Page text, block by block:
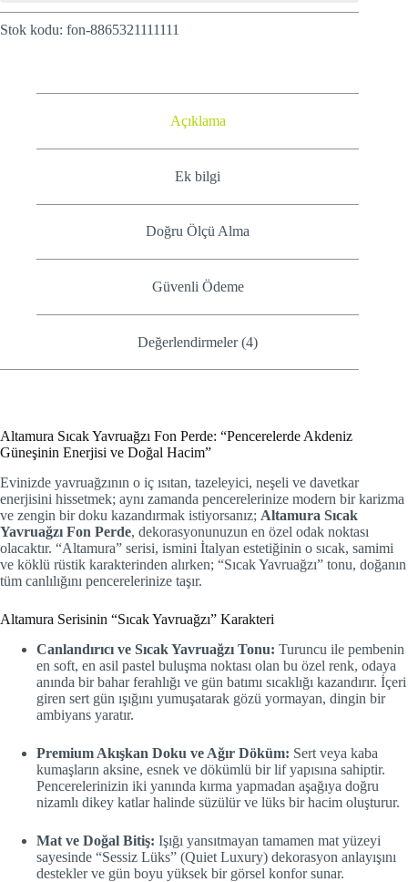
Stok kodu: fon-8865321111111
Açıklama
Ek bilgi
Doğru Ölçü Alma
Güvenli Ödeme
Değerlendirmeler (4)
Altamura Sıcak Yavruağzı Fon Perde: “Pencerelerde Akdeniz
Güneşinin Enerjisi ve Doğal Hacim”
Evinizde yavruağzının o iç ısıtan, tazeleyici, neşeli ve davetkar
enerjisini hissetmek; aynı zamanda pencerelerinize modern bir karizma
ve zengin bir doku kazandırmak istiyorsanız; Altamura Sıcak
Yavruağzı Fon Perde, dekorasyonunuzun en özel odak noktası
olacaktır. “Altamura” serisi, ismini İtalyan estetiğinin o sıcak, samimi
ve köklü rüstik karakterinden alırken; “Sıcak Yavruağzı” tonu, doğanın
tüm canlılığını pencerelerinize taşır.
Altamura Serisinin “Sıcak Yavruağzı” Karakteri
Canlandırıcı ve Sıcak Yavruağzı Tonu: Turuncu ile pembenin
en soft, en asil pastel buluşma noktası olan bu özel renk, odaya
anında bir bahar ferahlığı ve gün batımı sıcaklığı kazandırır. İçeri
giren sert gün ışığını yumuşatarak gözü yormayan, dingin bir
ambiyans yaratır.
Premium Akışkan Doku ve Ağır Döküm: Sert veya kaba
kumaşların aksine, esnek ve dökümlü bir lif yapısına sahiptir.
Pencerelerinizin iki yanında kırma yapmadan aşağıya doğru
nizamlı dikey katlar halinde süzülür ve lüks bir hacim oluşturur.
Mat ve Doğal Bitiş: Işığı yansıtmayan tamamen mat yüzeyi
sayesinde “Sessiz Lüks” (Quiet Luxury) dekorasyon anlayışını
destekler ve gün boyu yüksek bir görsel konfor sunar.